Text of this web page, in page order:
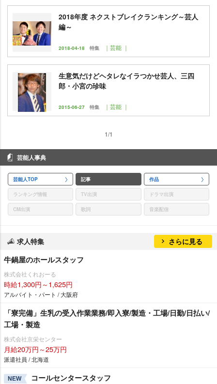
2018年度 ネクストブレイクランキング～芸人
編～
2018-04-18 特集 ｜芸能 ｜
生意気だけどヘタレなイラつかせ芸人、三四
郎・小宮の珍味
2015-06-27 特集 ｜芸能 ｜
1/1
芸能人事典
芸能人TOP 記事 作品
ランキング情報 TV出演 ドラマ出演
CM出演 歌詞 音楽配信
求人特集 さらに見る
牛鍋屋のホールスタッフ
株式会社くれおーる
時給1,300円～1,625円
アルバイト・パート / 大阪府
「寮完備」生乳の受入作業業務/即入寮/製造・工場/日勤/日払い/
工場・製造
株式会社京栄センター
月給20万円～25万円
派遣社員 / 北海道
NEW コールセンタースタッフ